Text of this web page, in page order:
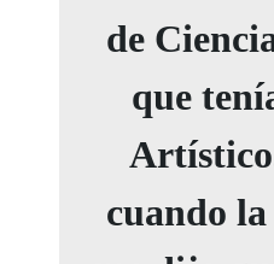
de
que
cuando